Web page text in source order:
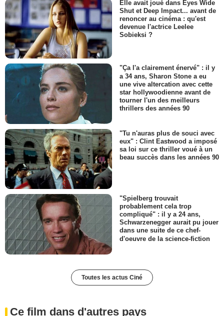
Elle avait joué dans Eyes Wide
Shut et Deep Impact... avant de
renoncer au cinéma : qu'est
devenue l'actrice Leelee
Sobieksi ?
"Ça l'a clairement énervé" : il y
a 34 ans, Sharon Stone a eu
une vive altercation avec cette
star hollywoodienne avant de
tourner l'un des meilleurs
thrillers des années 90
"Tu n'auras plus de souci avec
eux" : Clint Eastwood a imposé
sa loi sur ce thriller voué à un
beau succès dans les années 90
"Spielberg trouvait
probablement cela trop
compliqué" : il y a 24 ans,
Schwarzenegger aurait pu jouer
dans une suite de ce chef-
d'oeuvre de la science-fiction
Toutes les actus Ciné
Ce film dans d'autres pays